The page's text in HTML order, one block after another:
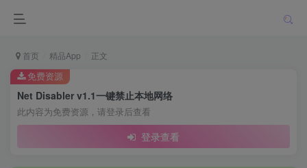
首页 精品App 正文
Net Disabler v1.1一键禁止本地网络
此内容为免费资源，请登录后查看
登录查看
免费资源